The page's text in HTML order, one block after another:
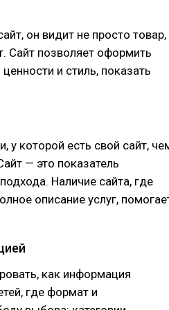
он видит не просто товар,
Сайт позволяет оформить
и стиль, показать
у которой есть свой сайт,
— это показатель
Наличие сайта, где
описание услуг,
как информация
где формат и